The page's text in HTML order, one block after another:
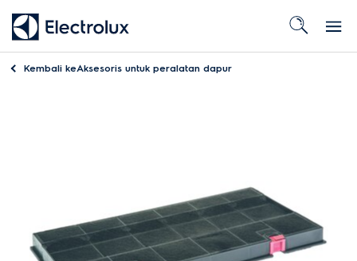
Kembali keAksesoris untuk peralatan dapur